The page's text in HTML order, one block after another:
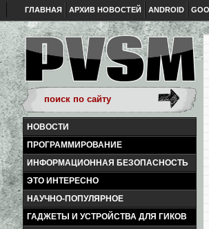
ГЛАВНАЯ АРХИВ НОВОСТЕЙ ANDROID
НОВОСТИ
ПРОГРАММИРОВАНИЕ
ИНФОРМАЦИОННАЯ БЕЗОПАСНОСТЬ
ЭТО ИНТЕРЕСНО
НАУЧНО-ПОПУЛЯРНОЕ
ГАДЖЕТЫ И УСТРОЙСТВА ДЛЯ ГИКОВ